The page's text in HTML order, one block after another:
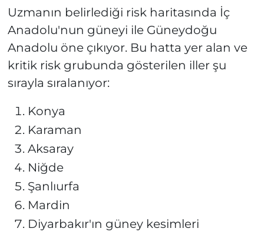
Uzmanın belirlediği risk haritasında İç
Anadolu'nun güneyi ile Güneydoğu
Anadolu öne çıkıyor. Bu hatta yer alan ve
kritik risk grubunda gösterilen iller şu
sırayla sıralanıyor:
Konya
Karaman
Aksaray
Niğde
Şanlıurfa
Mardin
Diyarbakır'ın güney kesimleri